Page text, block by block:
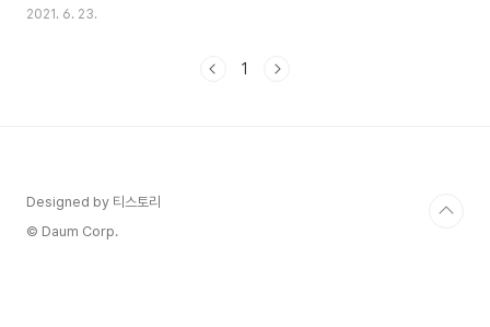
비슷한 건 맞아요. 근데 도지코인에는 변수가 하나 있습니다. 이 인간. 한국에
바로 일론 머스크입니다. 일론 머스크라는 인물이 배경에 있다 보니 비교적 다
2021. 6. 23.
1
Designed by 티스토리
© Daum Corp.